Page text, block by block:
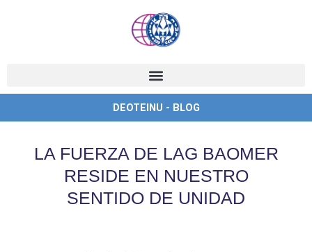
DEOTEINU - BLOG
LA FUERZA DE LAG BAOMER
RESIDE EN NUESTRO
SENTIDO DE UNIDAD